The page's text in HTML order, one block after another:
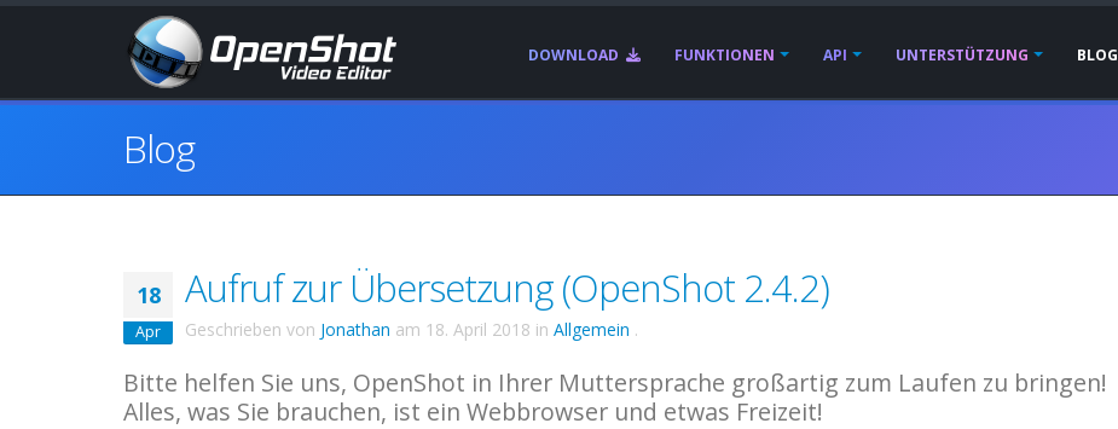
DOWNLOAD FUNKTIONEN API UNTERSTÜTZUNG BLOG
Blog
18
Apr
Aufruf zur Übersetzung (OpenShot 2.4.2)
Geschrieben von Jonathan am 18. April 2018 in Allgemein .
Bitte helfen Sie uns, OpenShot in Ihrer Muttersprache großartig zum Laufen zu bringen!
Alles, was Sie brauchen, ist ein Webbrowser und etwas Freizeit!